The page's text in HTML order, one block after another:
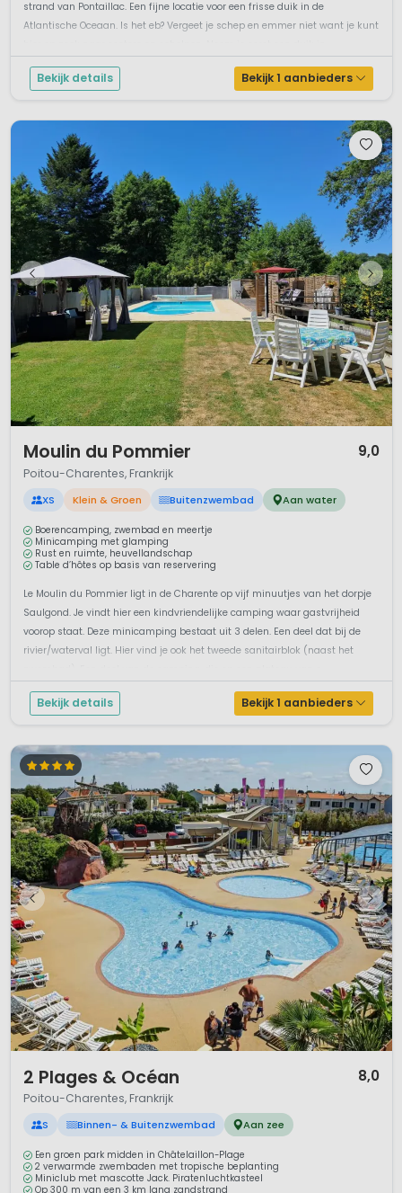
strand van Pontaillac. Een fijne locatie voor een frisse duik in de
Atlantische Oceaan. Is het eb? Vergeet je schep en emmer niet want je kunt
Bekijk details Bekijk 1 aanbieders
Moulin du Pommier 9,0
Poitou-Charentes, Frankrijk
XS Klein & Groen Buitenzwembad Aan water
Boerencamping, zwembad en meertje
Minicamping met glamping
Rust en ruimte, heuvellandschap
Table d’hôtes op basis van reservering
Le Moulin du Pommier ligt in de Charente op vijf minuutjes van het dorpje
Saulgond. Je vindt hier een kindvriendelijke camping waar gastvrijheid
voorop staat. Deze minicamping bestaat uit 3 delen. Een deel dat bij de
rivier/waterval ligt. Hier vind je ook het tweede sanitairblok (naast het
Bekijk details Bekijk 1 aanbieders
2 Plages & Océan 8,0
Poitou-Charentes, Frankrijk
S Binnen- & Buitenzwembad Aan zee
Een groen park midden in Châtelaillon-Plage
2 verwarmde zwembaden met tropische beplanting
Miniclub met mascotte Jack. Piratenluchtkasteel
Op 300 m van een 3 km lang zandstrand